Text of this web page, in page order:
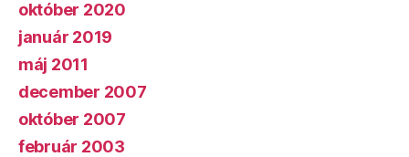
október 2020
január 2019
máj 2011
december 2007
október 2007
február 2003